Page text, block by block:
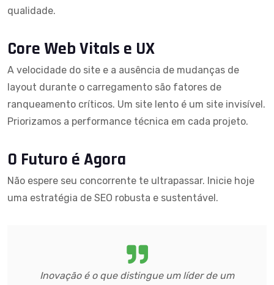
qualidade.
Core Web Vitals e UX
A velocidade do site e a ausência de mudanças de
layout durante o carregamento são fatores de
ranqueamento críticos. Um site lento é um site invisível.
Priorizamos a performance técnica em cada projeto.
O Futuro é Agora
Não espere seu concorrente te ultrapassar. Inicie hoje
uma estratégia de SEO robusta e sustentável.
Inovação é o que distingue um líder de um